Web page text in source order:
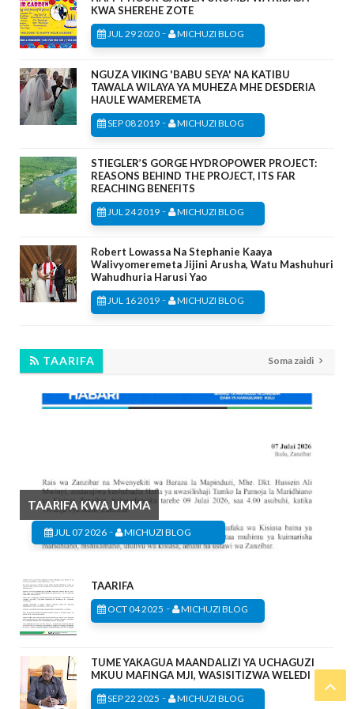
KWA SHEREHE ZOTE
JUL 29 2020 - MICHUZI BLOG
NGUZA VIKING 'BABU SEYA' NA KATIBU
TAWALA WILAYA YA MUHEZA MHE DESDERIA
HAULE WAMEREMETA
SEP 08 2019 - MICHUZI BLOG
STIEGLER’S GORGE HYDROPOWER PROJECT:
REASONS BEHIND THE PROJECT, ITS FAR
REACHING BENEFITS
JUL 24 2019 - MICHUZI BLOG
Robert Lowassa Na Stephanie Kaaya
Walivyomeremeta Jijini Arusha, Watu Mashuhuri
Wahudhuria Harusi Yao
JUL 16 2019 - MICHUZI BLOG
TAARIFA Soma zaidi
TAARIFA KWA UMMA
JUL 07 2026 - MICHUZI BLOG
TAARIFA
OCT 04 2025 - MICHUZI BLOG
TUME YAKAGUA MAANDALIZI YA UCHAGUZI
MKUU MAFINGA MJI, WASISITIZWA WELEDI
SEP 22 2025 - MICHUZI BLOG